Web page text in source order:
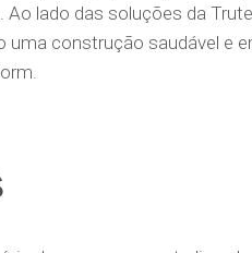
Ao lado das soluções da
uma construção saudável e